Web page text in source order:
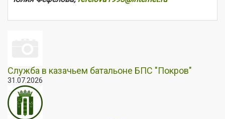
Служба в казачьем батальоне БПС "Покров"
31.07.2026